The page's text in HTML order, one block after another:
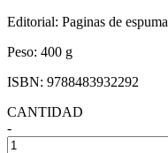
Editorial: Paginas de espuma
Peso: 400 g
ISBN: 9788483932292
CANTIDAD
-